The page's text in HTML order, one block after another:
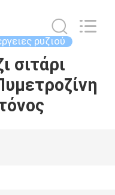
ρυζιού
σιτάρι